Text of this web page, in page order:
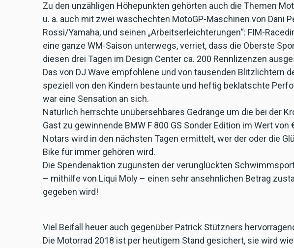
Zu den unzähligen Höhepunkten gehörten auch die Themen
u. a. auch mit zwei waschechten MotoGP-Maschinen von Dani
Rossi/Yamaha, und seinen „Arbeitserleichterungen“: FIM-
eine ganze WM-Saison unterwegs, verriet, dass die Oberste
diesen drei Tagen im Design Center ca. 200 Rennlizenzen
Das von DJ Wave empfohlene und von tausenden Blitzlichtern
speziell von den Kindern bestaunte und heftig beklatschte
war eine Sensation an sich.
Natürlich herrschte unübersehbares Gedränge um die bei der
Gast zu gewinnende BMW F 800 GS Sonder Edition im Wert von
Notars wird in den nächsten Tagen ermittelt, wer der oder die
Bike für immer gehören wird.
Die Spendenaktion zugunsten der verunglückten
– mithilfe von Liqui Moly – einen sehr ansehnlichen Betrag
gegeben wird!
Viel Beifall heuer auch gegenüber Patrick Stützners
Die Motorrad 2018 ist per heutigem Stand gesichert, sie wird